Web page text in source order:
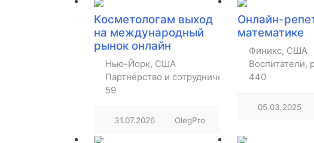
Косметологам выход
на международный
рынок онлайн
Нью-Йорк, США
Партнерство и сотрудничество
59
31.07.2026 OlegPro
Онлайн-
математике
Финикс, США
Воспитатели,
440
05.03.2025